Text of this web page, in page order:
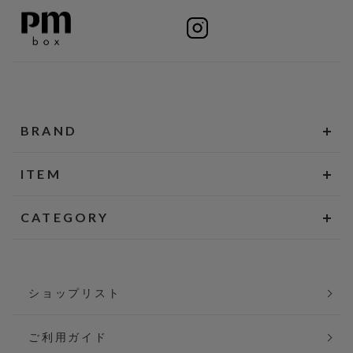
BRAND
ITEM
CATEGORY
ショップリスト
ご利用ガイド